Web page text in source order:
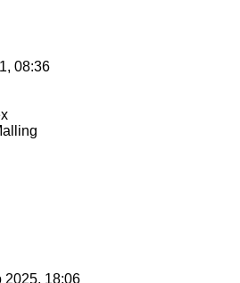
08:36
2025, 18:06